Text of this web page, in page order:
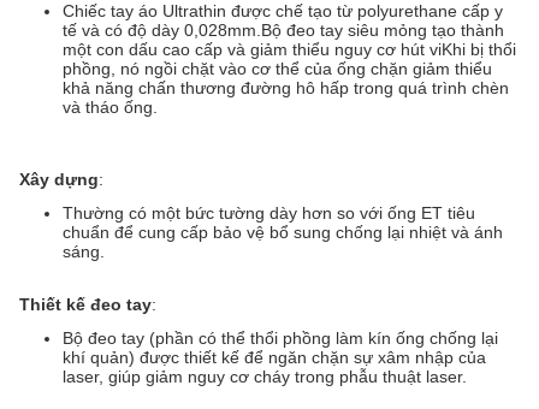
Chiếc tay áo Ultrathin được chế tạo từ polyurethane cấp y
tế và có độ dày 0,028mm.Bộ đeo tay siêu mỏng tạo thành
một con dấu cao cấp và giảm thiểu nguy cơ hút viKhi bị thổi
phồng, nó ngồi chặt vào cơ thể của ống chặn giảm thiểu
khả năng chấn thương đường hô hấp trong quá trình chèn
và tháo ống.
Xây dựng:
Thường có một bức tường dày hơn so với ống ET tiêu
chuẩn để cung cấp bảo vệ bổ sung chống lại nhiệt và ánh
sáng.
Thiết kế đeo tay:
Bộ đeo tay (phần có thể thổi phồng làm kín ống chống lại
khí quản) được thiết kế để ngăn chặn sự xâm nhập của
laser, giúp giảm nguy cơ cháy trong phẫu thuật laser.